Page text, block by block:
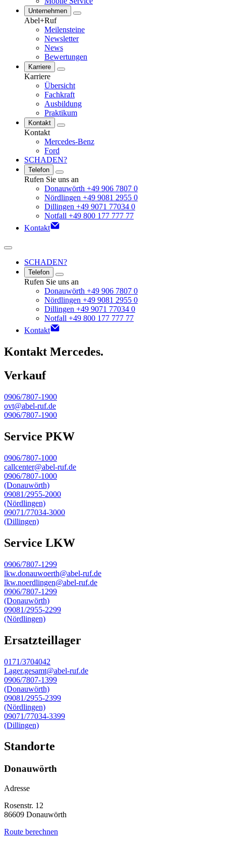
Unternehmen
Abel+Ruf
Meilensteine
Newsletter
News
Bewertungen
Karriere
Karriere
Übersicht
Fachkraft
Ausbildung
Praktikum
Kontakt
Kontakt
Mercedes-Benz
Ford
SCHADEN?
Telefon
Rufen Sie uns an
Donauwörth +49 906 7807 0
Nördlingen +49 9081 2955 0
Dillingen +49 9071 77034 0
Notfall +49 800 177 777 77
Kontakt
SCHADEN?
Telefon
Rufen Sie uns an
Donauwörth +49 906 7807 0
Nördlingen +49 9081 2955 0
Dillingen +49 9071 77034 0
Notfall +49 800 177 777 77
Kontakt
Kontakt Mercedes.
Verkauf
0906/7807-1900
ovt@abel-ruf.de
0906/7807-1900
Service PKW
0906/7807-1000
callcenter@abel-ruf.de
0906/7807-1000
(Donauwörth)
09081/2955-2000
(Nördlingen)
09071/77034-3000
(Dillingen)
Service LKW
0906/7807-1299
lkw.donauwoerth@abel-ruf.de
lkw.noerdlingen@abel-ruf.de
0906/7807-1299
(Donauwörth)
09081/2955-2299
(Nördlingen)
Ersatzteillager
0171/3704042
Lager.gesamt@abel-ruf.de
0906/7807-1399
(Donauwörth)
09081/2955-2399
(Nördlingen)
09071/77034-3399
(Dillingen)
Standorte
Donauwörth
Adresse
Rosenstr. 12
86609 Donauwörth
Route berechnen